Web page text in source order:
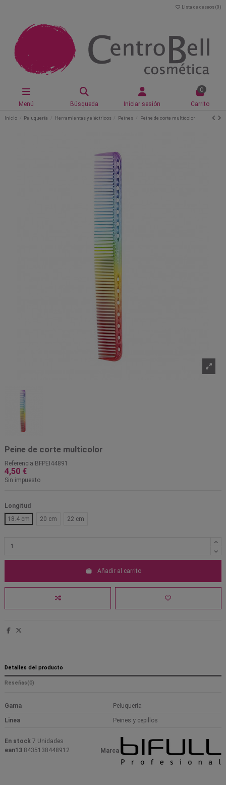
Lista de deseos (0 )
Menú Búsqueda Iniciar sesión
0
Carrito
Inicio Peluquería Herramientas y eléctricos Peines Peine de corte multicolor
Peine de corte multicolor
Referencia BFPEI44891
4,50 €
Sin impuesto
Longitud
18.4 cm
20 cm 22 cm
Añadir al carrito
Detalles del producto
Reseñas(0)
Gama Peluqueria
Linea Peines y cepillos
Marca
En stock 7 Unidades
ean13 8435138448912